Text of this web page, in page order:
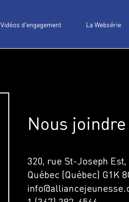
Vidéos d’engagement La Websérie
Nous joindre
320, rue St-Joseph Est,
Québec (Québec) G1K